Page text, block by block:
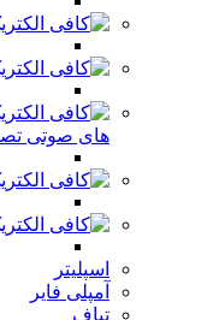
های صوتی
اسپلیتر
آمپلی فایر
تپاف